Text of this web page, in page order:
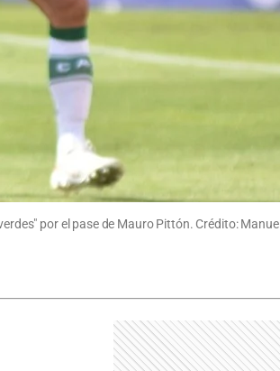
por el pase de Mauro Pittón. Crédito: Manuel